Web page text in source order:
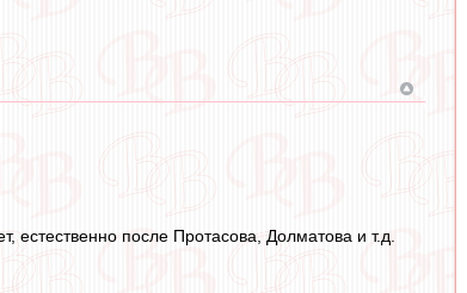
после Протасова, Долматова и т.д.